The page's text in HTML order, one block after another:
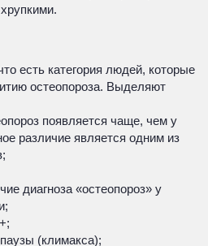
есть категория людей, которые
остеопороза. Выделяют
появляется чаще, чем у
различие является одним из
диагноза «остеопороз» у
(климакса);